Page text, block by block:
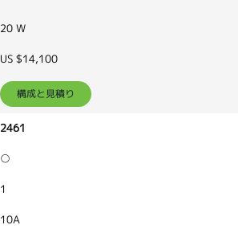
20 W
US $14,100
構成と見積り
2461
○
1
10A